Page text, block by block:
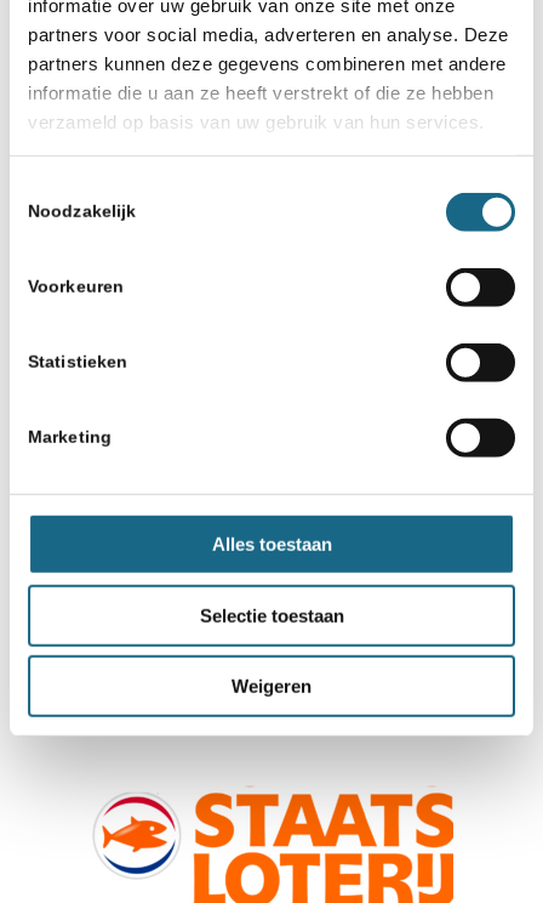
informatie over uw gebruik van onze site met onze
partners voor social media, adverteren en analyse. Deze
partners kunnen deze gegevens combineren met andere
informatie die u aan ze heeft verstrekt of die ze hebben
verzameld op basis van uw gebruik van hun services.
Noodzakelijk
Voorkeuren
Statistieken
Marketing
Alles toestaan
Selectie toestaan
Weigeren